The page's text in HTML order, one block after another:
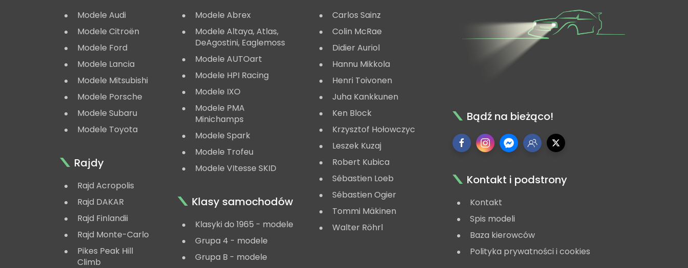
Modele Audi
Modele Citroën
Modele Ford
Modele Lancia
Modele Mitsubishi
Modele Porsche
Modele Subaru
Modele Toyota
Rajdy
Rajd Acropolis
Rajd DAKAR
Rajd Finlandii
Rajd Monte-Carlo
Pikes Peak Hill
Climb
Modele Abrex
Modele Altaya, Atlas,
DeAgostini, Eaglemoss
Modele AUTOart
Modele HPI Racing
Modele IXO
Modele PMA
Minichamps
Modele Spark
Modele Trofeu
Modele VItesse SKID
Klasy samochodów
Klasyki do 1965 - modele
Grupa 4 - modele
Grupa B - modele
Carlos Sainz
Colin McRae
Didier Auriol
Hannu Mikkola
Henri Toivonen
Juha Kankkunen
Ken Block
Krzysztof Hołowczyc
Leszek Kuzaj
Robert Kubica
Sébastien Loeb
Sébastien Ogier
Tommi Mäkinen
Walter Röhrl
Bądź na bieżąco!
Kontakt i podstrony
Kontakt
Spis modeli
Baza kierowców
Polityka prywatności i cookies